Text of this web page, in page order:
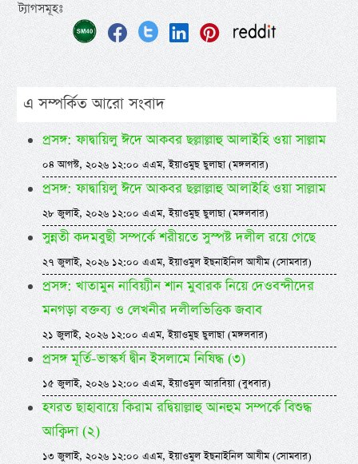
ট্যাগসমূহঃ
এ সম্পর্কিত আরো সংবাদ
প্রসঙ্গ: ফাদ্বায়িলু ঈদে আকবর ছল্লাল্লাহু আলাইহি ওয়া সাল্লাম
০৪ আগস্ট, ২০২৬ ১২:০০ এএম, ইয়াওমুছ ছুলাছা (মঙ্গলবার)
প্রসঙ্গ: ফাদ্বায়িলু ঈদে আকবর ছল্লাল্লাহু আলাইহি ওয়া সাল্লাম
২৮ জুলাই, ২০২৬ ১২:০০ এএম, ইয়াওমুছ ছুলাছা (মঙ্গলবার)
সুন্নতী কদমবুছী সম্পর্কে শরীয়তে সুস্পষ্ট দলীল রয়ে গেছে
২৭ জুলাই, ২০২৬ ১২:০০ এএম, ইয়াওমুল ইছনাইনিল আযীম (সোমবার)
প্রসঙ্গ: খাতামুন নাবিয়্যীন শান মুবারক নিয়ে দেওবন্দীদের
মনগড়া বক্তব্য ও লেখনীর দলীলভিত্তিক জবাব
২১ জুলাই, ২০২৬ ১২:০০ এএম, ইয়াওমুছ ছুলাছা (মঙ্গলবার)
প্রসঙ্গ মূর্তি-ভাস্কর্য দ্বীন ইসলামে নিষিদ্ধ (৩)
১৫ জুলাই, ২০২৬ ১২:০০ এএম, ইয়াওমুল আরবিয়া (বুধবার)
হযরত ছাহাবায়ে কিরাম রদ্বিয়াল্লাহু আনহুম সম্পর্কে বিশুদ্ধ
আক্বিদা (২)
১৩ জুলাই, ২০২৬ ১২:০০ এএম, ইয়াওমুল ইছনাইনিল আযীম (সোমবার)